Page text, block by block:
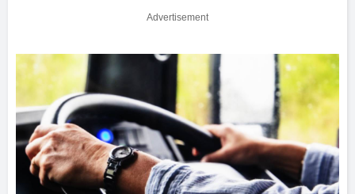
Advertisement